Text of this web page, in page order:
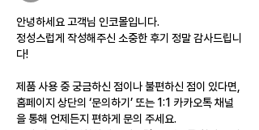
안녕하세요 고객님 인코몰입니다.
정성스럽게 작성해주신 소중한 후기 정말 감사드립니
다!
제품 사용 중 궁금하신 점이나 불편하신 점이 있다면,
홈페이지 상단의 ‘문의하기’ 또는 1:1 카카오톡 채널
을 통해 언제든지 편하게 문의 주세요.